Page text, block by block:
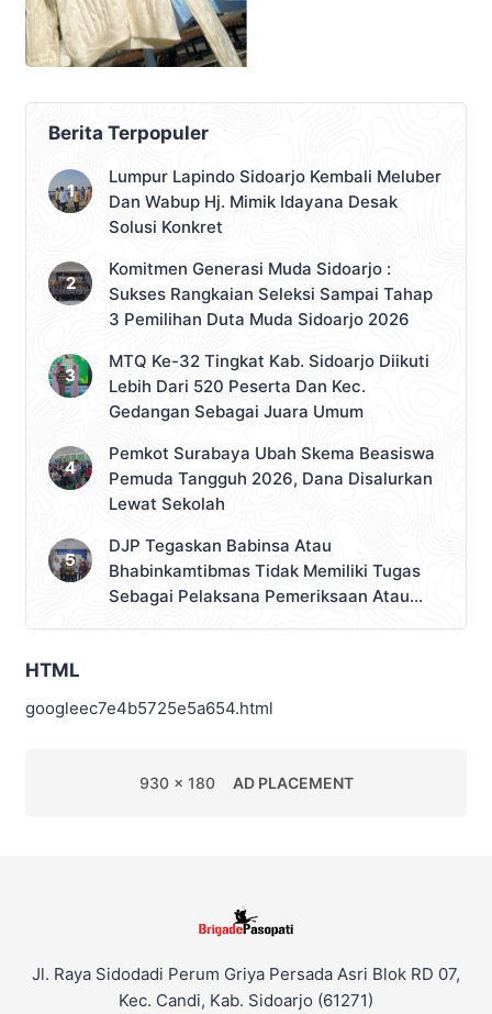
Berita Terpopuler
Lumpur Lapindo Sidoarjo Kembali Meluber
Dan Wabup Hj. Mimik Idayana Desak
Solusi Konkret
Komitmen Generasi Muda Sidoarjo :
Sukses Rangkaian Seleksi Sampai Tahap
3 Pemilihan Duta Muda Sidoarjo 2026
MTQ Ke-32 Tingkat Kab. Sidoarjo Diikuti
Lebih Dari 520 Peserta Dan Kec.
Gedangan Sebagai Juara Umum
Pemkot Surabaya Ubah Skema Beasiswa
Pemuda Tangguh 2026, Dana Disalurkan
Lewat Sekolah
DJP Tegaskan Babinsa Atau
Bhabinkamtibmas Tidak Memiliki Tugas
Sebagai Pelaksana Pemeriksaan Atau
HTML
googleec7e4b5725e5a654.html
930 x 180 AD PLACEMENT
Jl. Raya Sidodadi Perum Griya Persada Asri Blok RD 07,
Kec. Candi, Kab. Sidoarjo (61271)